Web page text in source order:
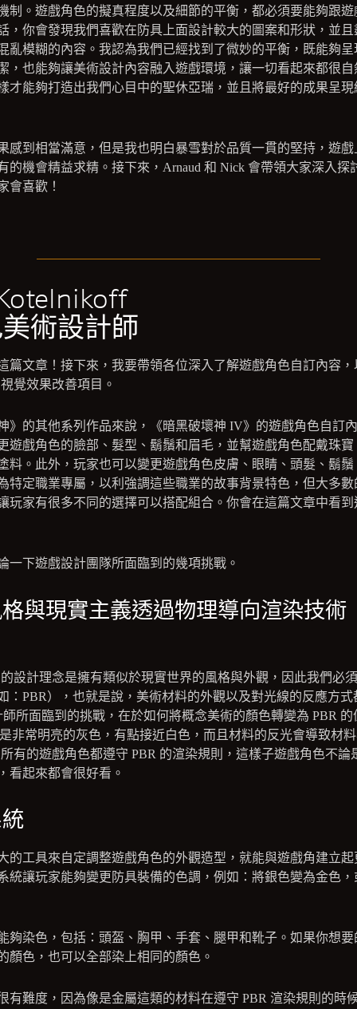
制。遊戲角色的擬真程度以及細節的平衡，都必須要能夠跟
，你會發現我們喜歡在防具上面設計較大的圖案和形狀，並
亂模糊的內容。我認為我們已經找到了微妙的平衡，既能夠
，也能夠讓美術設計內容融入遊戲環境，讓一切看起來都很
才能夠打造出我們心目中的聖休亞瑞，並且將最好的成果呈
感到相當滿意，但是我也明白暴雪對於品質一貫的堅持，遊
的機會精益求精。接下來，Arnaud 和 Nick 會帶領大家深入探
會喜歡！
術設計師
篇文章！接下來，我要帶領各位深入了解遊戲角色自訂內容
覺效果改善項目。
》的其他系列作品來說，《暗黑破壞神 IV》的遊戲角色自訂
遊戲角色的臉部、髮型、鬍鬚和眉毛，並幫遊戲角色配戴珠
料。此外，玩家也可以變更遊戲角色皮膚、眼睛、頭髮、鬍
特定職業專屬，以利強調這些職業的故事背景特色，但大多
玩家有很多不同的選擇可以搭配組合。你會在這篇文章中看
一下遊戲設計團隊所面臨到的幾項挑戰。
與現實主義透過物理導向渲染技術
設計理念是擁有類似於現實世界的風格與外觀，因此我們必
：PBR），也就是說，美術材料的外觀以及對光線的反應方
所面臨到的挑戰，在於如何將概念美術的顏色轉變為 PBR
非常明亮的灰色，有點接近白色，而且材料的反光會導致材
有的遊戲角色都遵守 PBR 的渲染規則，這樣子遊戲角色不論
看起來都會很好看。
的工具來自定調整遊戲角色的外觀造型，就能與遊戲角建立
統讓玩家能夠變更防具裝備的色調，例如：將銀色變為金色
夠染色，包括：頭盔、胸甲、手套、腿甲和靴子。如果你想
顏色，也可以全部染上相同的顏色。
有難度，因為像是金屬這類的材料在遵守 PBR 渲染規則的時